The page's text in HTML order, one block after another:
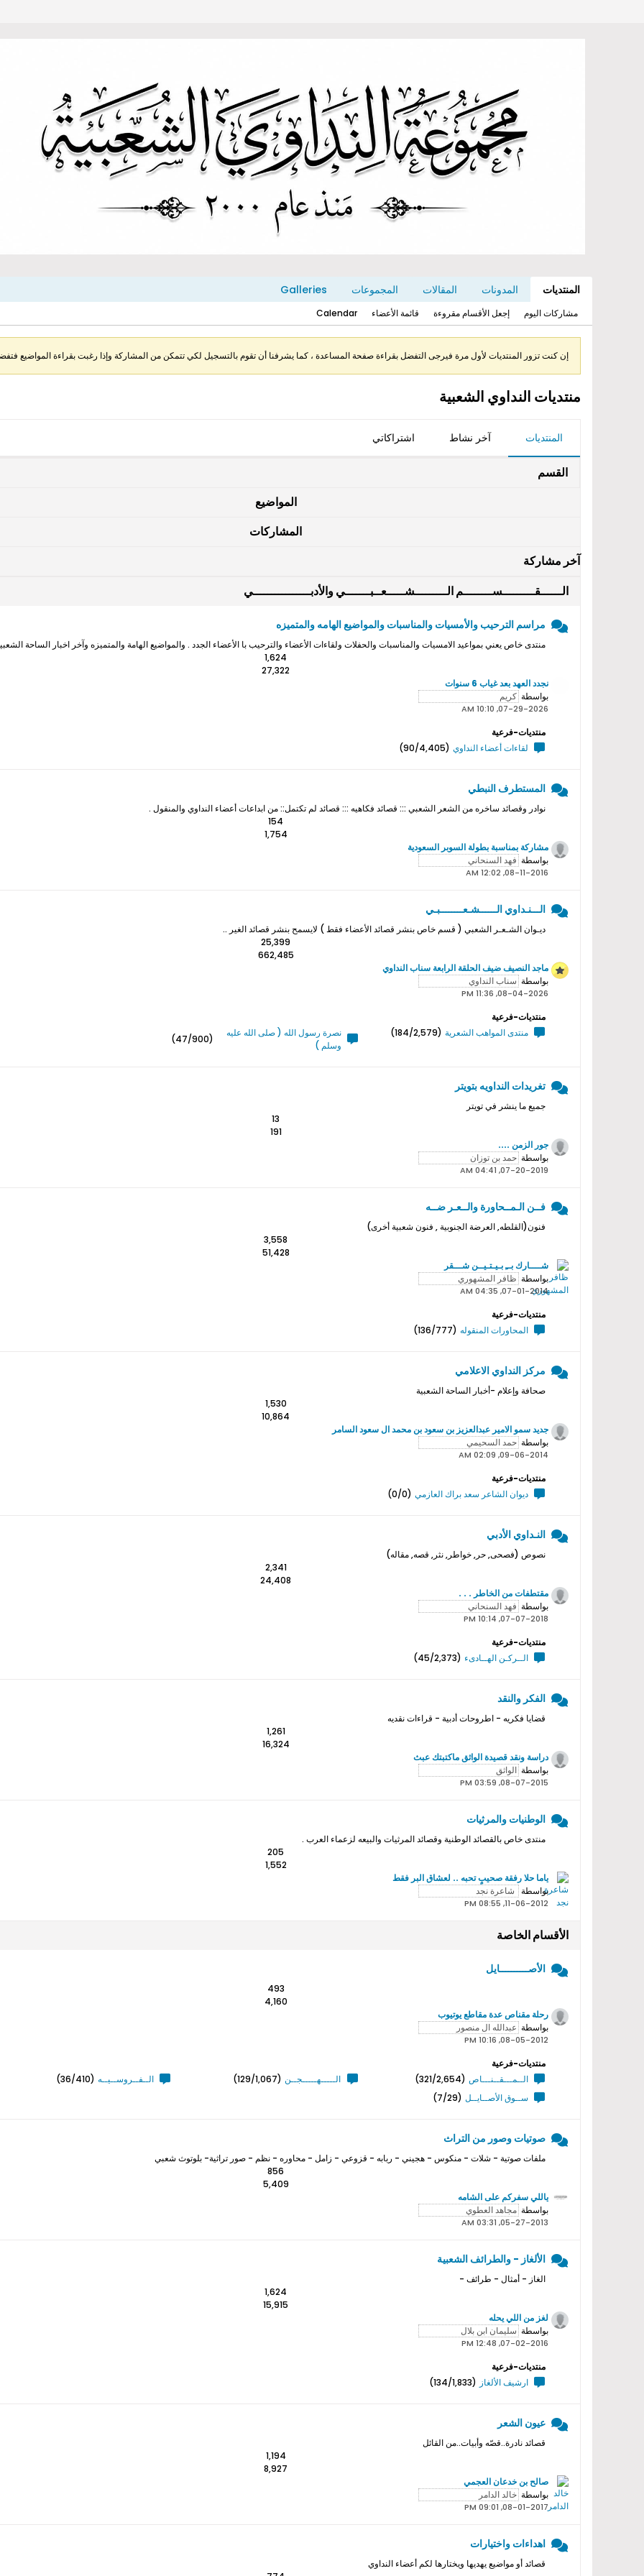
المنتديات المدونات المقالات المجموعات Galleries
مشاركات اليوم إجعل الأقسام مقروءة قائمة الأعضاء Calendar
إن كنت تزور المنتديات لأول مرة فيرجى التفضل بقراءة صفحة المساعدة ، كما يشرفنا أن تقوم بالتسجيل لكي تتمكن من المشاركة وإذا رغبت بقراءة المواضيع
منتديات النداوي الشعبية
المنتديات آخر نشاط اشتراكاتي
القسم
المواضيع
المشاركات
آخر مشاركة
الــــــقـــــــــســــــــم الـــــــــشـــــعــبـــــــي والأدبــــــــــــــــي
مراسم الترحيب والأمسيات والمناسبات والمواضيع الهامه والمتميزه
منتدى خاص يعني بمواعيد الامسيات والمناسبات والحفلات ولقاءات الأعضاء والترحيب با الأعضاء الجدد . والمواضيع الهامة والمتميزه وآخر اخبار الساحة
1,624
27,322
نجدد العهد بعد غياب 6 سنوات
بواسطة
07-29-2026, 10:10 AM
منتديات-فرعية
لقاءات أعضاء النداوي (90/4,405)
المستطرف النبطي
نوادر وقصائد ساخره من الشعر الشعبي ::: قصائد فكاهيه ::: قصائد لم تكتمل:: من ابداعات أعضاء النداوي والمنقول .
154
1,754
مشاركة بمناسبة بطولة السوبر السعودية
بواسطة
08-11-2016, 12:02 AM
الـــنـداوي الــــــشـعــــــــبـي
ديـوان الشـعـر الشعبي ( قسم خاص بنشر قصائد الأعضاء فقط ) لايسمح بنشر قصائد الغير ..
25,399
662,485
ماجد النصيف ضيف الحلقة الرابعة سناب النداوي
بواسطة
08-04-2026, 11:36 PM
منتديات-فرعية
منتدى المواهب الشعرية (184/2,579)
نصرة رسول الله ( صلى الله عليه
وسلم )
(47/900)
تغريدات النداويه بتويتر
جميع ما ينشر في تويتر
13
191
جور الزمن ....
بواسطة
07-20-2019, 04:41 AM
فــن الـمــحاورة والــعـر ضــه
فنون(القلطه, العرضة الجنوبية , فنون شعبية أخرى)
3,558
51,428
شــــارك بــِ بـيـتـيــن شـــقر
بواسطة
07-01-2014, 04:35 AM
منتديات-فرعية
المحاورات المنقوله (136/777)
مركز النداوي الاعلامي
صحافة وإعلام -أخبار الساحة الشعبية
1,530
10,864
جديد سمو اﻻمير عبدالعزيز بن سعود بن محمد ال سعود السامر
بواسطة
09-06-2014, 02:09 AM
منتديات-فرعية
ديوان الشاعر سعد براك العازمي (0/0)
النـداوي الأدبي
نصوص (فصحى, حر, خواطر, نثر, قصه, مقاله)
2,341
24,408
مقتطفات من الخاطر . . .
بواسطة
07-07-2018, 10:14 PM
منتديات-فرعية
الــركـن الهــادىء (45/2,373)
الفكر والنقد
قضايا فكريه - اطروحات أدبية - قراءات نقديه
1,261
16,324
دراسة ونقد قصيدة الواثق ماكتبتك عبث
بواسطة
08-07-2015, 03:59 PM
الوطنيات والمرثيات
منتدى خاص بالقصائد الوطنية وقصائد المرثيات والبيعه لزعماء العرب .
205
1,552
ياما حلا رفقة صحيبٍ تحبه .. لعشاق البر فقط
بواسطة
11-06-2012, 08:55 PM
الأقسام الخاصة
الأصــــــــــايل
493
4,160
رحلة مقناص عدة مقاطع يوتيوب
بواسطة
08-05-2012, 10:16 PM
منتديات-فرعية
الــمـــقــنـــاص (321/2,654) الـــــهـــــجــن (129/1,067) الــفــروســيــه (36/410)
ســوق الأصــايــل (7/29)
صوتيات وصور من التراث
ملفات صوتية - شلات - منكوس - هجيني - ربابه - قزوعي - زامل - محاوره - نظم - صور تراثية- بلوتوث شعبي
856
5,409
ياللي سفركم على الشامه
بواسطة
05-27-2013, 03:31 AM
الألغاز - والطرائف الشعبية
الغاز - أمثال - طرائف -
1,624
15,915
لغز من اللي يحله
بواسطة
07-02-2016, 12:48 PM
منتديات-فرعية
ارشيف الألغاز (134/1,833)
عيون الشعر
قصائد نادرة..قصّه وأبيات..من القائل
1,194
8,927
صالح بن خدعان العجمي
بواسطة
08-01-2017, 09:01 PM
اهداءات واختيارات
قصائد أو مواضيع يهديها ويختارها لكم أعضاء النداوي